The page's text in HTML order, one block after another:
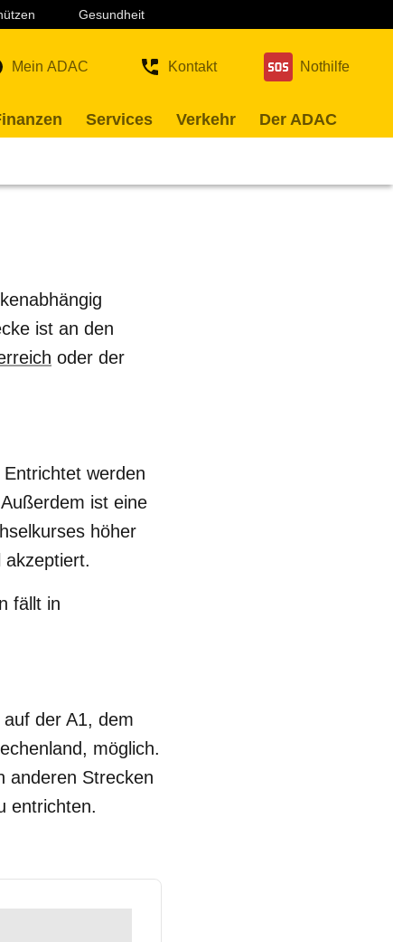
Gesundheit
Mein ADAC Kontakt Nothilfe
Services Verkehr Der ADAC
ist an den
oder der
werden
ist eine
höher
akzeptiert.
fällt in
der A1, dem
möglich.
anderen Strecken
entrichten.